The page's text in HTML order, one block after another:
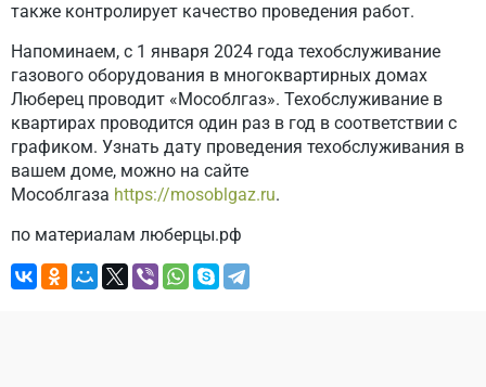
также контролирует качество проведения работ.
Напоминаем, с 1 января 2024 года техобслуживание
газового оборудования в многоквартирных домах
Люберец проводит «Мособлгаз». Техобслуживание в
квартирах проводится один раз в год в соответствии с
графиком. Узнать дату проведения техобслуживания в
вашем доме, можно на сайте
Мособлгаза https://mosoblgaz.ru.
по материалам люберцы.рф